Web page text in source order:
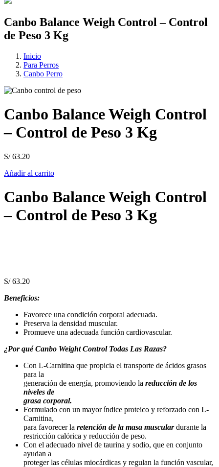
Canbo Balance Weigh Control – Control
de Peso 3 Kg
Inicio
Para Perros
Canbo Perro
Canbo Balance Weigh Control
– Control de Peso 3 Kg
S/63.20
Añadir al carrito
Canbo Balance Weigh Control
– Control de Peso 3 Kg
S/63.20
Beneficios:
Favorece una condición corporal adecuada.
Preserva la densidad muscular.
Promueve una adecuada función cardiovascular.
¿Por qué Canbo Weight Control Todas Las Razas?
Con L-Carnitina que propicia el transporte de ácidos grasos
para la
generación de energía, promoviendo la reducción de los
niveles de
grasa corporal.
Formulado con un mayor índice proteico y reforzado con L-
Carnitina,
para favorecer la retención de la masa musculardurante la
restricción calórica y reducción de peso.
Con el adecuado nivel de taurina y sodio, que en conjunto
ayudan a
proteger las células miocárdicas y regulan la función vascular,